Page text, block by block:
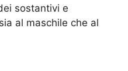
sostantivi e
al maschile che al